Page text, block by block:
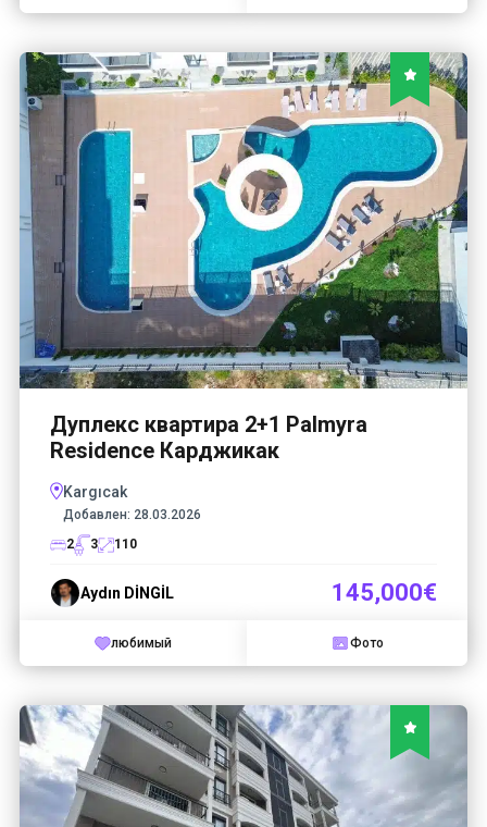
Дуплекс квартира 2+1 Palmyra
Residence Карджикак
Kargıcak
Добавлен: 28.03.2026
2
3 110
Aydın DİNGİL 145,000€
любимый Фото